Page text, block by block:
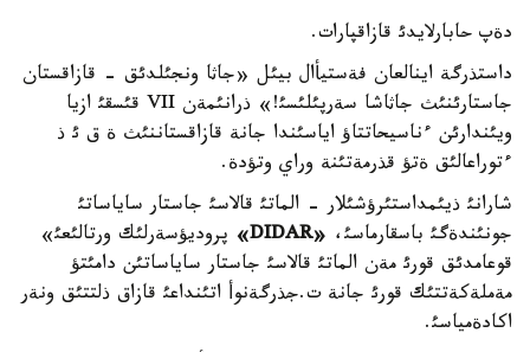
دةپ حابارلايدئ قازاقپارات.
داستذرگة اينالعان فةستيأال بيئل «جاثا ونجئلدئق - قازاقستان
جاستارئنئث جاثاشا سةرپئلئسئ!» ذرانئمةن VII قئسقئ ازيا
ويئندارئن ءناسيحاتتاؤ اياسئندا جانة قازاقستاننئث ة ق ئ ذ
ءتوراعالئق ةتؤ قذرمةتئنة وراي وتؤدة.
شارانئ ذيئمداستئرؤشئلار - الماتئ قالاسئ جاستار ساياساتئ
جونئندةگئ باسقارماسئ، «DIDAR»
پروديؤسةرلئك ورتالئعئ»
قوعامدئق قورئ مةن الماتئ قالاسئ جاستار ساياساتئن دامئتؤ
مةملةكةتتئك قورئ جانة ت.جذرگةنوأ اتئنداعئ قازاق ذلتتئق ونةر
اكادةمياسئ.